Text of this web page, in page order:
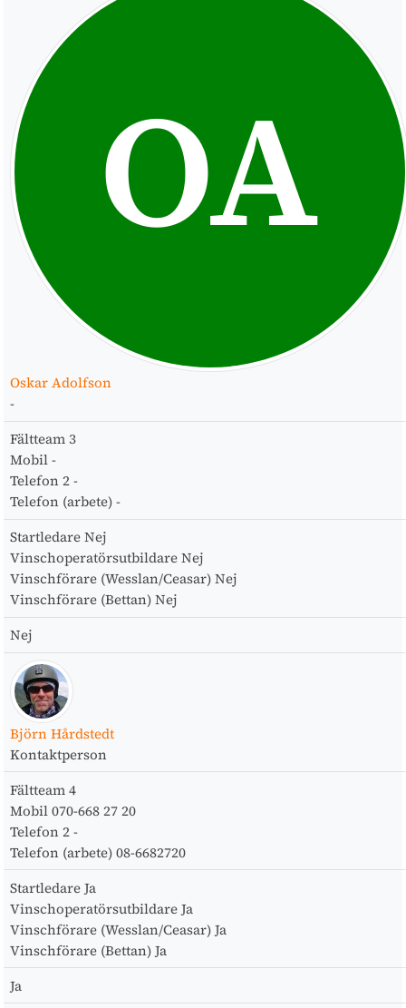
OA
Oskar Adolfson
-
Fältteam 3
Mobil -
Telefon 2 -
Telefon (arbete) -
Startledare Nej
Vinschoperatörsutbildare Nej
Vinschförare (Wesslan/Ceasar) Nej
Vinschförare (Bettan) Nej
Nej
Björn Hårdstedt
Kontaktperson
Fältteam 4
Mobil 070-668 27 20
Telefon 2 -
Telefon (arbete) 08-6682720
Startledare Ja
Vinschoperatörsutbildare Ja
Vinschförare (Wesslan/Ceasar) Ja
Vinschförare (Bettan) Ja
Ja